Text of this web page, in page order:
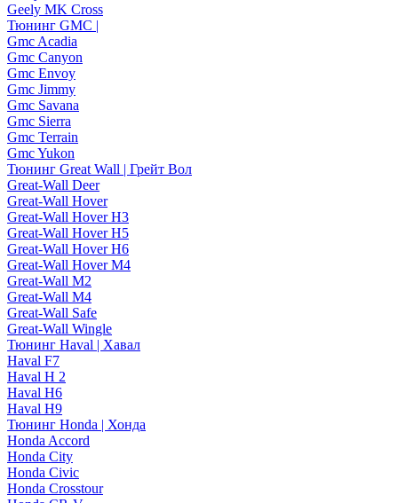
Geely MK Cross
Тюнинг GMC |
Gmc Acadia
Gmc Canyon
Gmc Envoy
Gmc Jimmy
Gmc Savana
Gmc Sierra
Gmc Terrain
Gmc Yukon
Тюнинг Great Wall | Грейт Вол
Great-Wall Deer
Great-Wall Hover
Great-Wall Hover H3
Great-Wall Hover H5
Great-Wall Hover H6
Great-Wall Hover M4
Great-Wall M2
Great-Wall M4
Great-Wall Safe
Great-Wall Wingle
Тюнинг Haval | Хавал
Haval F7
Haval H 2
Haval H6
Haval H9
Тюнинг Honda | Хонда
Honda Accord
Honda City
Honda Civic
Honda Crosstour